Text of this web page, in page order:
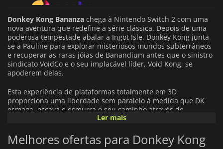
64.49€
Donkey Kong Bananza chega à Nintendo Switch 2 com uma
nova aventura que redefine a série clássica. Depois de uma
poderosa tempestade abalar a Ingot Isle, Donkey Kong junta-
se a Pauline para explorar misteriosos mundos subterrâneos
e recuperar as raras jóias de Banandium antes que o sinistro
sindicato VoidCo e o seu implacável líder, Void Kong, se
apoderem delas.
Esta experiência de plataformas totalmente em 3D
proporciona uma liberdade sem paralelo à medida que DK
esmaga, escava e esmurra o seu caminho através de
ambientes destrutíveis. Cada nível é um parque de diversões
criativas para os jogadores criarem as suas próprias rotas. Ao
longo do caminho, DK ganha novas habilidades
Ler mais
Melhores ofertas para Donkey Kong